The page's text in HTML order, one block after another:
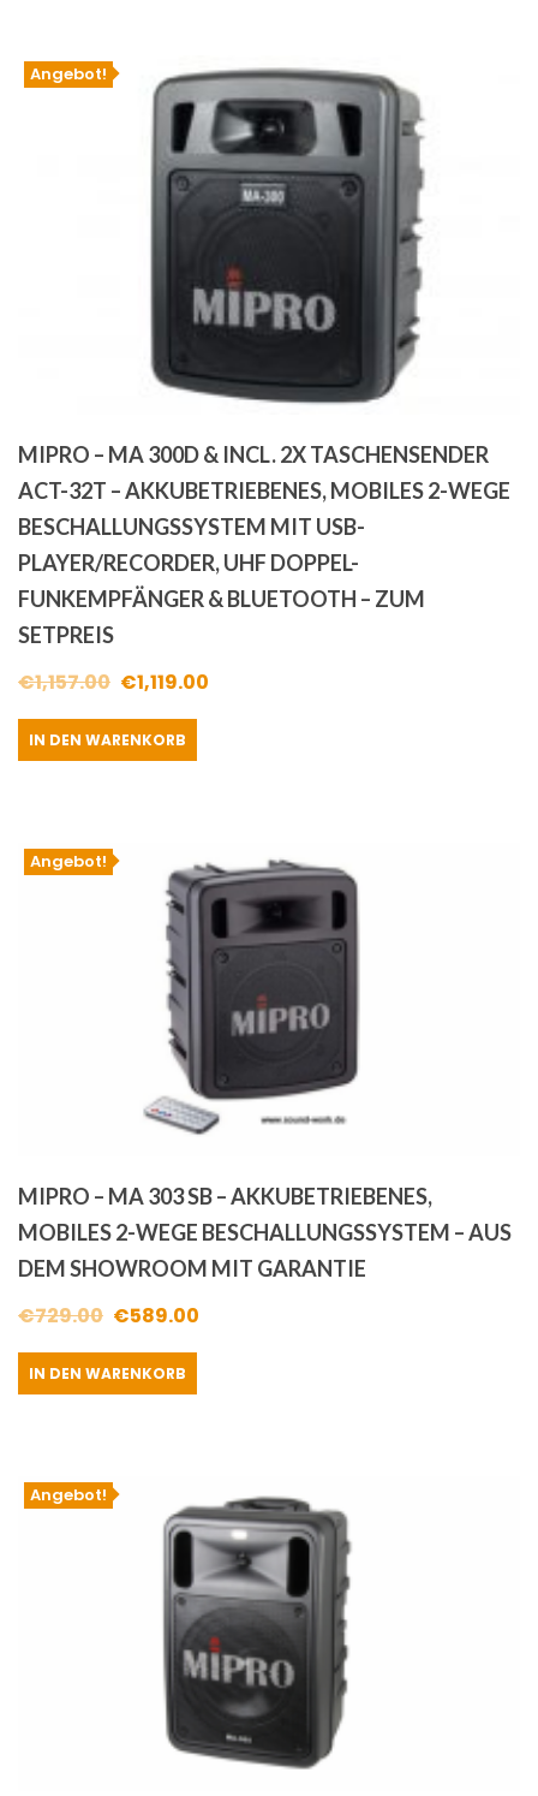
Angebot!
MIPRO – MA 300D & INCL. 2X TASCHENSENDER
ACT-32T – AKKUBETRIEBENES, MOBILES 2-WEGE
BESCHALLUNGSSYSTEM MIT USB-
PLAYER/RECORDER, UHF DOPPEL-
FUNKEMPFÄNGER & BLUETOOTH – ZUM
SETPREIS
€1,157.00 Ursprünglicher
Preis
war:
€1,119.00
IN DEN WARENKORB
Angebot!
MIPRO – MA 303 SB – AKKUBETRIEBENES,
MOBILES 2-WEGE BESCHALLUNGSSYSTEM – AUS
DEM SHOWROOM MIT GARANTIE
€729.00 Ursprünglicher
Preis
war:
€589.00
IN DEN WARENKORB
Angebot!